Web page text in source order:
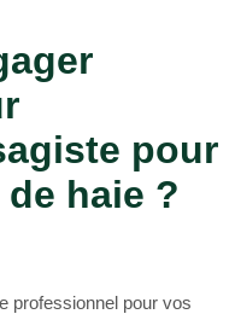
pour
haie ?
professionnel pour vos